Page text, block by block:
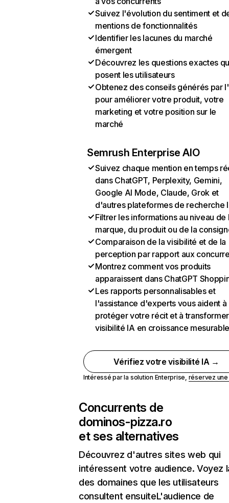
Suivez l'évolution du sentiment et
mentions de fonctionnalités
Identifier les lacunes du marché
émergent
Découvrez les questions exactes
posent les utilisateurs
Obtenez des conseils générés par
pour améliorer votre produit, votre
marketing et votre position sur le
marché
Semrush Enterprise AIO
Suivez chaque mention en temps
dans ChatGPT, Perplexity, Gemini,
Google AI Mode, Claude, Grok et
d'autres plateformes de recherche
Filtrer les informations au niveau de
marque, du produit ou de la
Comparaison de la visibilité et de la
perception par rapport aux
Montrez comment vos produits
apparaissent dans ChatGPT
Les rapports personnalisables et
l'assistance d'experts vous aident à
protéger votre récit et à
visibilité IA en croissance
Vérifiez votre visibilité IA →
Intéressé par la solution Enterprise, réservez
Concurrents de
dominos-pizza.ro
et ses alternatives
Découvrez d'autres sites web qui
intéressent votre audience. Voyez
des domaines que les utilisateurs
consultent ensuiteL'audience de